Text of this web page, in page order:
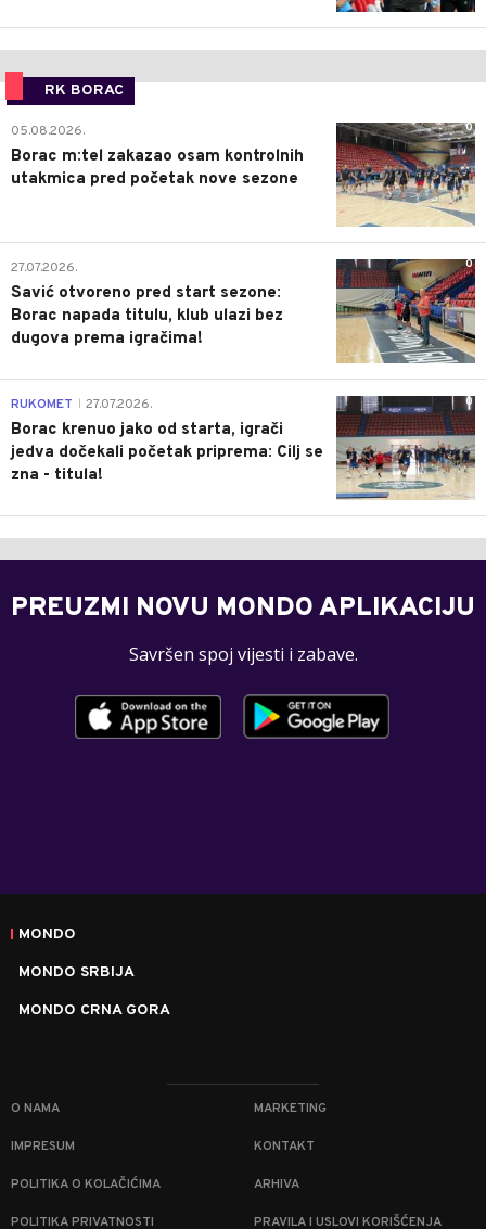
RK BORAC
0
05.08.2026.
Borac m:tel zakazao osam kontrolnih
utakmica pred početak nove sezone
0
27.07.2026.
Savić otvoreno pred start sezone:
Borac napada titulu, klub ulazi bez
dugova prema igračima!
0
RUKOMET 27.07.2026.
Borac krenuo jako od starta, igrači
jedva dočekali početak priprema: Cilj se
zna - titula!
PREUZMI NOVU MONDO APLIKACIJU
Savršen spoj vijesti i zabave.
MONDO
MONDO SRBIJA
MONDO CRNA GORA
O NAMA MARKETING
IMPRESUM KONTAKT
POLITIKA O KOLAČIĆIMA ARHIVA
POLITIKA PRIVATNOSTI PRAVILA I USLOVI KORIŠĆENJA